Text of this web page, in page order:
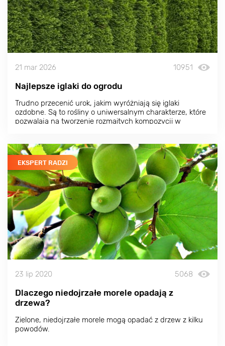
21 mar 2026 10951
Najlepsze iglaki do ogrodu
Trudno przecenić urok, jakim wyróżniają się iglaki
ozdobne. Są to rośliny o uniwersalnym charakterze, które
pozwalają na tworzenie rozmaitych kompozycji w
tym, jakie wybierać iglaki do ogrodu, które z nich będą
najlepsze i co je wyróżnia, dowiesz się z tego artykułu.
EKSPERT RADZI
23 lip 2020 5068
Dlaczego niedojrzałe morele opadają z
drzewa?
Zielone, niedojrzałe morele mogą opadać z drzew z kilku
powodów.